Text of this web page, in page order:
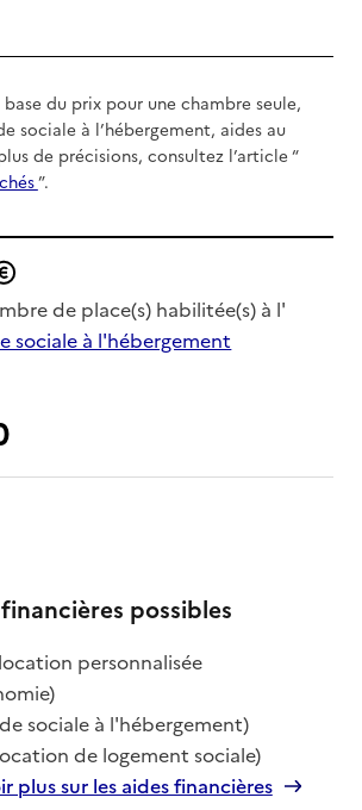
du prix pour une chambre seule,
sociale à l’hébergement, aides au
de précisions, consultez l’article “
”.
de place(s) habilitée(s) à l'
sociale à l'hébergement
possibles
personnalisée
sociale à l'hébergement)
de logement sociale)
plus sur les aides financières